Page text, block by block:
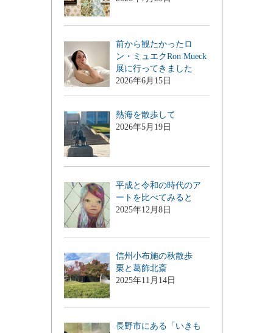
前から観たかったロ
ン・ミュエクRon Mueck
展に行ってきました
2026年6月15日
熱海を散歩して
2026年5月19日
平成と令和の時代のア
ートを比べてみると
2025年12月8日
信州小布施の秋散歩
栗と葛飾北斎
2025年11月14日
長野市にある「いきも